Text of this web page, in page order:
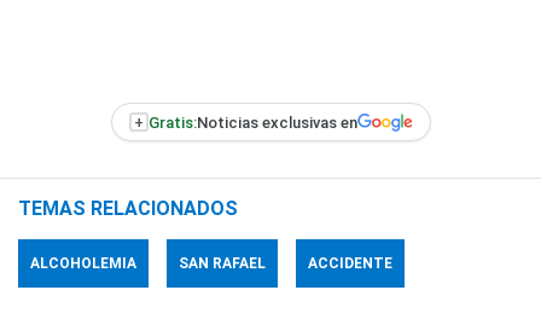
+ Gratis:Noticias exclusivas en
TEMAS RELACIONADOS
ALCOHOLEMIA SAN RAFAEL ACCIDENTE